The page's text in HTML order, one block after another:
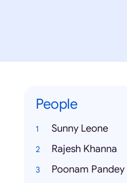
People
Sunny Leone
Rajesh Khanna
Poonam Pandey